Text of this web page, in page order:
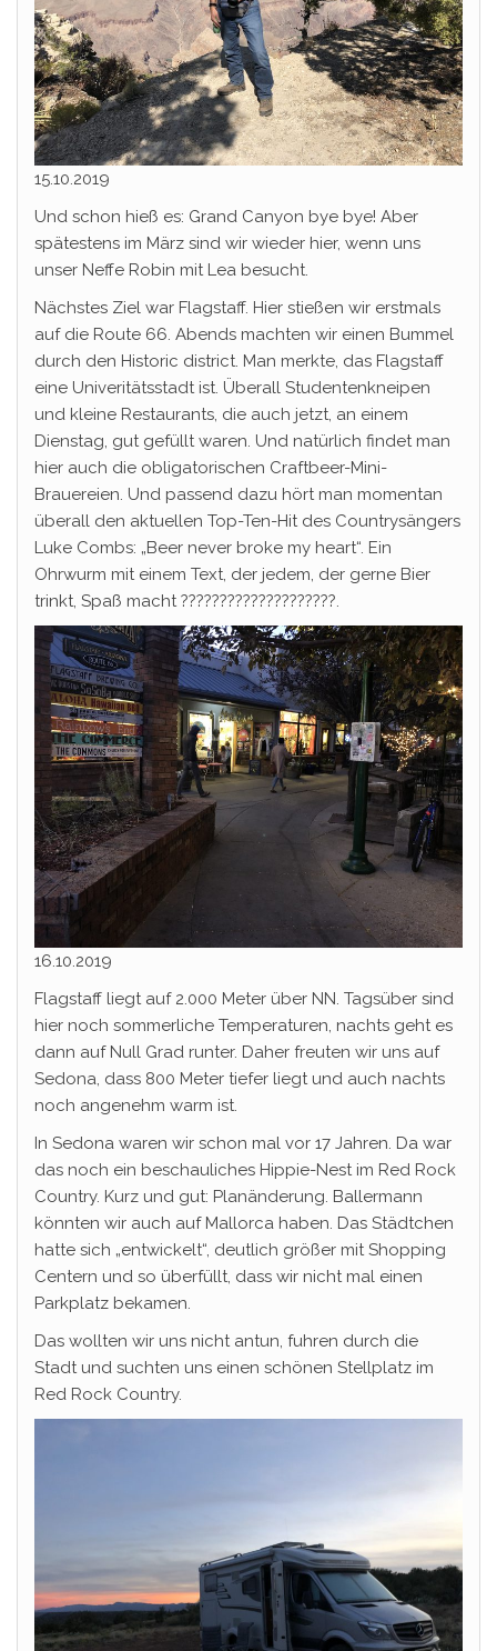
15.10.2019
Und schon hieß es: Grand Canyon bye bye! Aber
spätestens im März sind wir wieder hier, wenn uns
unser Neffe Robin mit Lea besucht.
Nächstes Ziel war Flagstaff. Hier stießen wir erstmals
auf die Route 66. Abends machten wir einen Bummel
durch den Historic district. Man merkte, das Flagstaff
eine Univeritätsstadt ist. Überall Studentenkneipen
und kleine Restaurants, die auch jetzt, an einem
Dienstag, gut gefüllt waren. Und natürlich findet man
hier auch die obligatorischen Craftbeer-Mini-
Brauereien. Und passend dazu hört man momentan
überall den aktuellen Top-Ten-Hit des Countrysängers
Luke Combs: „Beer never broke my heart“. Ein
Ohrwurm mit einem Text, der jedem, der gerne Bier
trinkt, Spaß macht ????????????????????.
16.10.2019
Flagstaff liegt auf 2.000 Meter über NN. Tagsüber sind
hier noch sommerliche Temperaturen, nachts geht es
dann auf Null Grad runter. Daher freuten wir uns auf
Sedona, dass 800 Meter tiefer liegt und auch nachts
noch angenehm warm ist.
In Sedona waren wir schon mal vor 17 Jahren. Da war
das noch ein beschauliches Hippie-Nest im Red Rock
Country. Kurz und gut: Planänderung. Ballermann
könnten wir auch auf Mallorca haben. Das Städtchen
hatte sich „entwickelt“, deutlich größer mit Shopping
Centern und so überfüllt, dass wir nicht mal einen
Parkplatz bekamen.
Das wollten wir uns nicht antun, fuhren durch die
Stadt und suchten uns einen schönen Stellplatz im
Red Rock Country.